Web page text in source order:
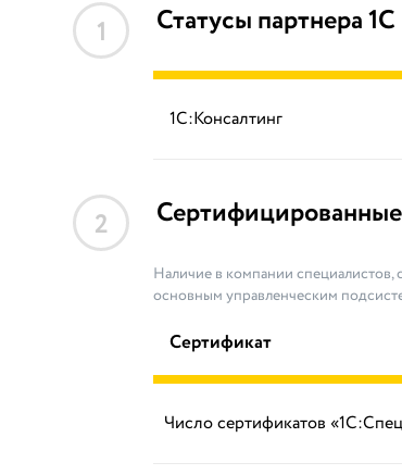
1 Статусы партнера 1С
1С:Консалтинг
2
Наличие в компании
основным управленческим
Сертификат
Число сертификатов